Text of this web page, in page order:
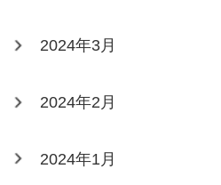
2024年3月
2024年2月
2024年1月